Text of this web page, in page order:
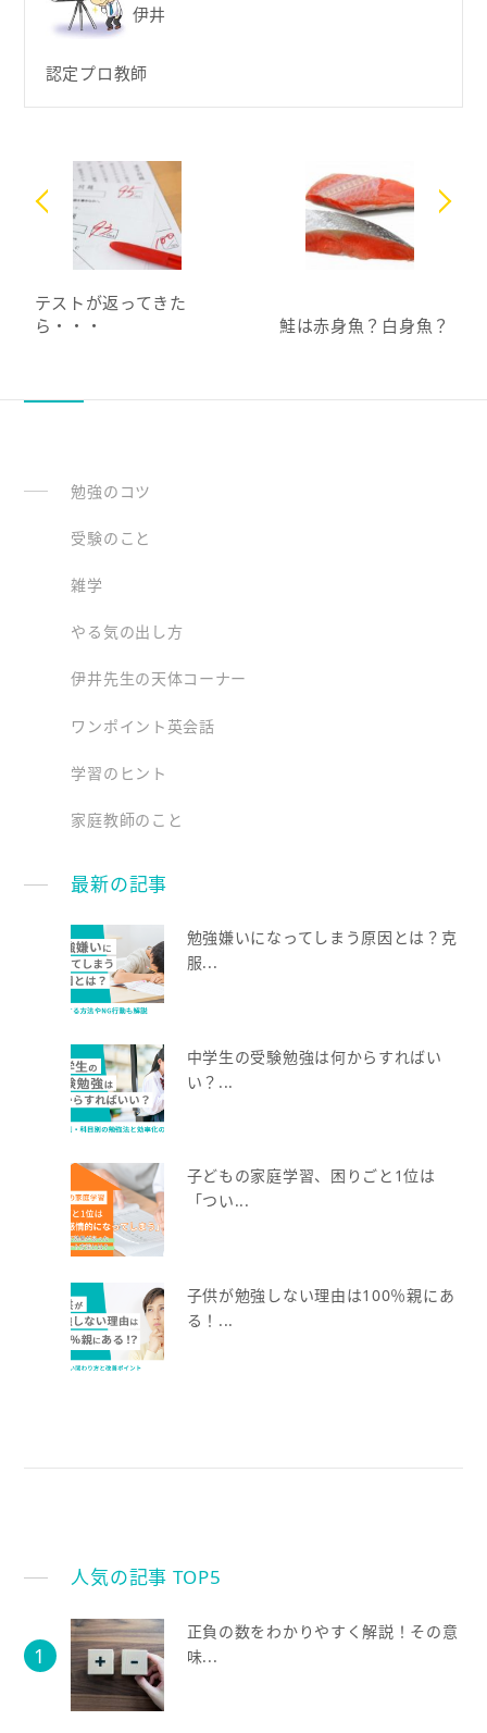
伊井
認定プロ教師
テストが返ってきた
ら・・・
鮭は赤身魚？白身魚？
勉強のコツ
受験のこと
雑学
やる気の出し方
伊井先生の天体コーナー
ワンポイント英会話
学習のヒント
家庭教師のこと
最新の記事
勉強嫌いになってしまう原因とは？克
服...
中学生の受験勉強は何からすればい
い？...
子どもの家庭学習、困りごと1位は
「つい...
子供が勉強しない理由は100％親にあ
る！...
人気の記事 TOP5
正負の数をわかりやすく解説！その意
味...